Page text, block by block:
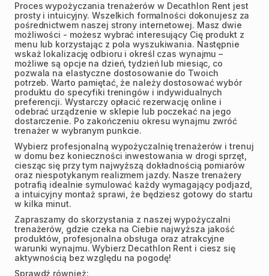
Proces wypożyczania trenażerów w Decathlon Rent jest
prosty i intuicyjny. Wszelkich formalności dokonujesz za
pośrednictwem naszej strony internetowej. Masz dwie
możliwości - możesz wybrać interesujący Cię produkt z
menu lub korzystając z pola wyszukiwania. Następnie
wskaż lokalizację odbioru i określ czas wynajmu –
możliwe są opcje na dzień, tydzień lub miesiąc, co
pozwala na elastyczne dostosowanie do Twoich
potrzeb. Warto pamiętać, że należy dostosować wybór
produktu do specyfiki treningów i indywidualnych
preferencji. Wystarczy opłacić rezerwację online i
odebrać urządzenie w sklepie lub poczekać na jego
dostarczenie. Po zakończeniu okresu wynajmu zwróć
trenażer w wybranym punkcie.
Wybierz profesjonalną wypożyczalnię trenażerów i trenuj
w domu bez konieczności inwestowania w drogi sprzęt,
ciesząc się przy tym najwyższą dokładnością pomiarów
oraz niespotykanym realizmem jazdy. Nasze trenażery
potrafią idealnie symulować każdy wymagający podjazd,
a intuicyjny montaż sprawi, że będziesz gotowy do startu
w kilka minut.
Zapraszamy do skorzystania z naszej wypożyczalni
trenażerów, gdzie czeka na Ciebie najwyższa jakość
produktów, profesjonalna obsługa oraz atrakcyjne
warunki wynajmu. Wybierz Decathlon Rent i ciesz się
aktywnością bez względu na pogodę!
Sprawdź również: